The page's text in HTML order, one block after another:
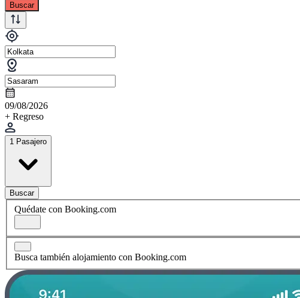
Buscar
09/08/2026
+ Regreso
1 Pasajero
Buscar
Quédate con Booking.com
Busca también alojamiento con Booking.com